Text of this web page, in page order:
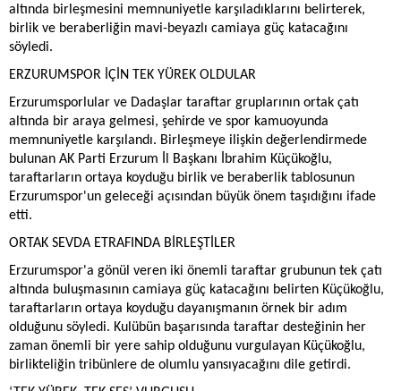
altında birleşmesini memnuniyetle karşıladıklarını belirterek,
birlik ve beraberliğin mavi-beyazlı camiaya güç katacağını
söyledi.
ERZURUMSPOR İÇİN TEK YÜREK OLDULAR
Erzurumsporlular ve Dadaşlar taraftar gruplarının ortak çatı
altında bir araya gelmesi, şehirde ve spor kamuoyunda
memnuniyetle karşılandı. Birleşmeye ilişkin değerlendirmede
bulunan AK Parti Erzurum İl Başkanı İbrahim Küçükoğlu,
taraftarların ortaya koyduğu birlik ve beraberlik tablosunun
Erzurumspor'un geleceği açısından büyük önem taşıdığını ifade
etti.
ORTAK SEVDA ETRAFINDA BİRLEŞTİLER
Erzurumspor'a gönül veren iki önemli taraftar grubunun tek çatı
altında buluşmasının camiaya güç katacağını belirten Küçükoğlu,
taraftarların ortaya koyduğu dayanışmanın örnek bir adım
olduğunu söyledi. Kulübün başarısında taraftar desteğinin her
zaman önemli bir yere sahip olduğunu vurgulayan Küçükoğlu,
birlikteliğin tribünlere de olumlu yansıyacağını dile getirdi.